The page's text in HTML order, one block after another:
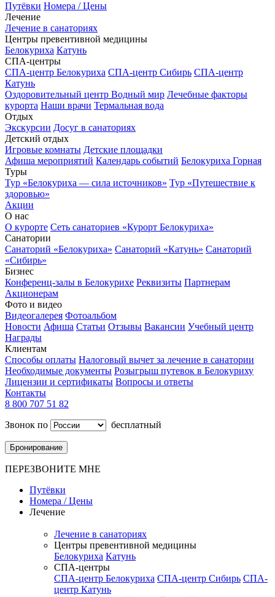
Путёвки Номера / Цены
Лечение
Лечение в санаториях
Центры превентивной медицины
Белокуриха Катунь
СПА-центры
СПА-центр Белокуриха СПА-центр Сибирь СПА-центр
Катунь
Оздоровительный центр Водный мир Лечебные факторы
курорта Наши врачи Термальная вода
Отдых
Экскурсии Досуг в санаториях
Детский отдых
Игровые комнаты Детские площадки
Афиша мероприятий Календарь событий Белокуриха Горная
Туры
Тур «Белокуриха — сила источников» Тур «Путешествие к
здоровью»
Акции
О нас
О курорте Сеть санаториев «Курорт Белокуриха»
Санатории
Санаторий «Белокуриха» Санаторий «Катунь» Санаторий
«Сибирь»
Бизнес
Конференц-залы в Белокурихе Реквизиты Партнерам
Акционерам
Фото и видео
Видеогалерея Фотоальбом
Новости Афиша Статьи Отзывы Вакансии Учебный центр
Награды
Клиентам
Способы оплаты Налоговый вычет за лечение в санатории
Необходимые документы Розыгрыш путевок в Белокуриху
Лицензии и сертификаты Вопросы и ответы
Контакты
8 800 707 51 82
Звонок по
бесплатный
Бронирование
ПЕРЕЗВОНИТЕ МНЕ
Путёвки
Номера / Цены
Лечение
Лечение в санаториях
Центры превентивной медицины
Белокуриха Катунь
СПА-центры
СПА-центр Белокуриха СПА-центр Сибирь СПА-
центр Катунь